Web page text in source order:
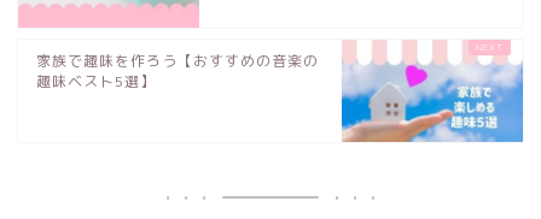
家族で趣味を作ろう【おすすめの音楽の
趣味ベスト5選】